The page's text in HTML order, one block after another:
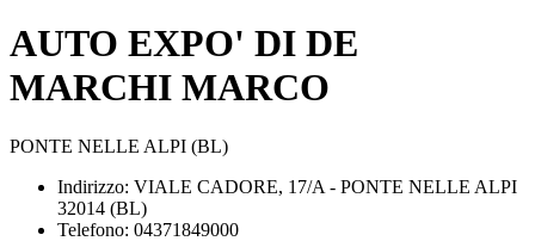
AUTO EXPO' DI DE
MARCHI MARCO
PONTE NELLE ALPI (BL)
Indirizzo: VIALE CADORE, 17/A - PONTE NELLE ALPI
32014 (BL)
Telefono: 04371849000